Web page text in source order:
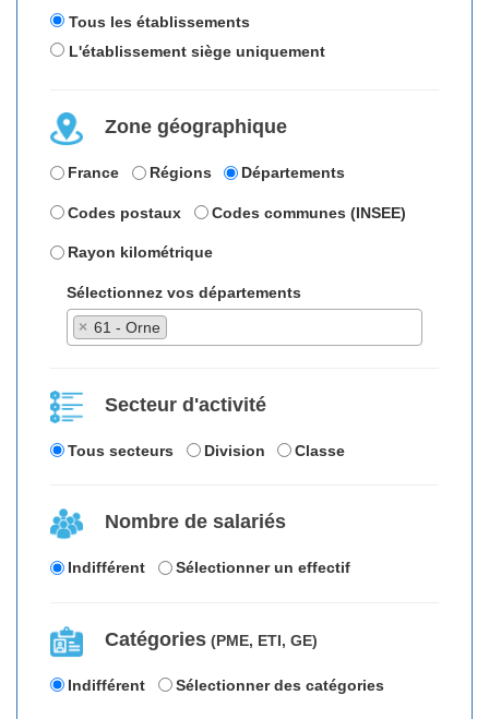
Tous les établissements
L'établissement siège uniquement
Zone géographique
France Régions Départements
Codes postaux Codes communes (INSEE)
Rayon kilométrique
Sélectionnez vos départements
× 61 - Orne
Secteur d'activité
Tous secteurs Division Classe
Nombre de salariés
Indifférent Sélectionner un effectif
Catégories (PME, ETI, GE)
Indifférent Sélectionner des catégories